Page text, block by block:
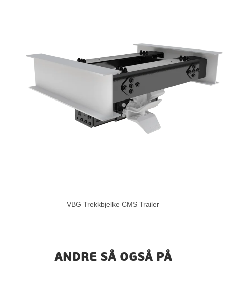
VBG Trekkbjelke CMS Trailer
ANDRE SÅ OGSÅ PÅ